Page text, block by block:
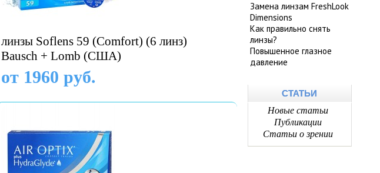
линзы Soflens 59 (Comfort) (6 линз)
Bausch + Lomb (США)
от 1960 руб.
Замена линзам FreshLook
Dimensions
Как правильно снять
линзы?
Повышенное глазное
давление
СТАТЬИ
Новые статьи
Публикации
Статьи о зрении